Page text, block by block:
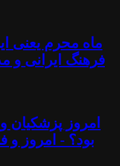
ماه محرم یعنی
فرهنگ ایرانی و
امروز پزشکیان
بود؟ - امروز و